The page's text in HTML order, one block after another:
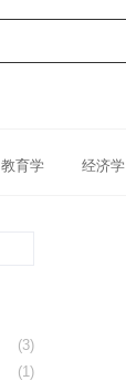
教育学 经济学
(3)
(1)